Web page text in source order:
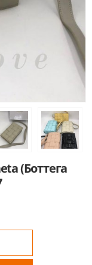
(Боттега